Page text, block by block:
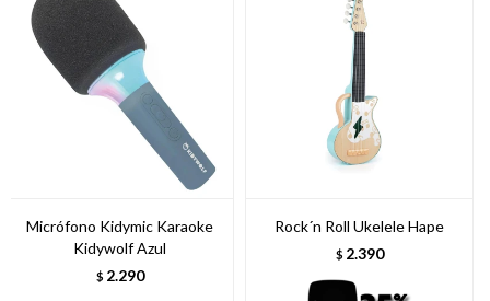
Micrófono Kidymic Karaoke
Kidywolf Azul
$ 2.290
Rock´n Roll Ukelele Hape
$ 2.390